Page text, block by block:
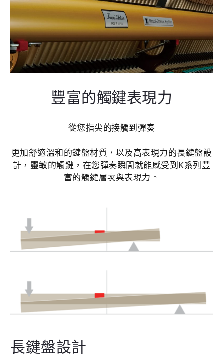
豐富的觸鍵表現力
從您指尖的接觸到彈奏
更加舒適溫和的鍵盤材質，以及高表現力的長鍵盤設
計，靈敏的觸鍵，在您彈奏瞬間就能感受到K系列豐
富的觸鍵層次與表現力。
長鍵盤設計